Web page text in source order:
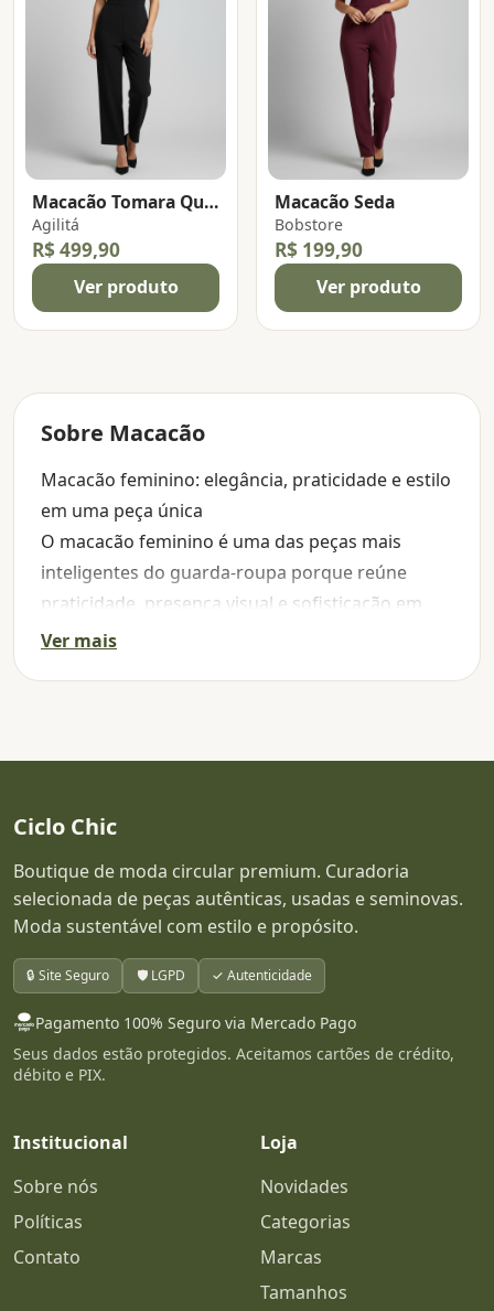
Macacão Tomara Que Caia
Agilitá
R$ 499,90
Ver produto
Macacão Seda
Bobstore
R$ 199,90
Ver produto
Sobre Macacão
Macacão feminino: elegância, praticidade e estilo
em uma peça única
O macacão feminino é uma das peças mais
inteligentes do guarda-roupa porque reúne
praticidade, presença visual e sofisticação em
uma única construção. Ele resolve o look com
complexas. Justamente por isso, o macacão
contemporâneo: ele entrega impacto visual com
Ao longo do tempo, o macacão deixou de ser
visto apenas como uma peça funcional para
assumir protagonismo na moda feminina. Hoje,
ele aparece em versões elegantes, modernas,
leves, urbanas, românticas e até festivas. Há
modelos pantalona, pantacourt, jeans, de
alfaiataria, tomara que caia, em seda,
categoria é ampla e cheia de possibilidades. Isso
faz do macacão uma escolha extremamente
versátil para diferentes estilos e ocasiões.
Na moda circular premium, o macacão ganha
ainda mais relevância porque é uma peça com
Ver mais
Ciclo Chic
Boutique de moda circular premium. Curadoria
selecionada de peças autênticas, usadas e seminovas.
Moda sustentável com estilo e propósito.
🔒 Site Seguro 🛡️ LGPD ✓ Autenticidade
Pagamento 100% Seguro via Mercado Pago
Seus dados estão protegidos. Aceitamos cartões de crédito,
débito e PIX.
Institucional
Sobre nós
Políticas
Contato
Loja
Novidades
Categorias
Marcas
Tamanhos